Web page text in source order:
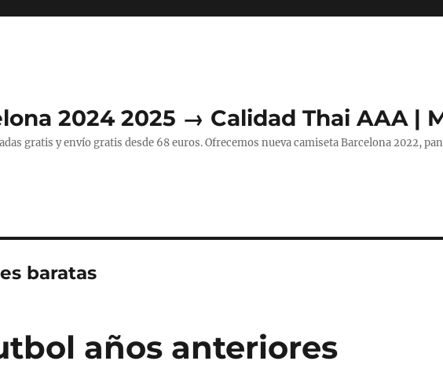
2024 2025 → Calidad Thai AAA |
gratis y envío gratis desde 68 euros. Ofrecemos nueva camiseta Barcelona 2022,
baratas
años anteriores